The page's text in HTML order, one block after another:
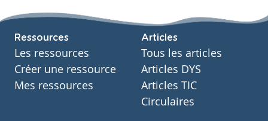
Ressources
Les ressources
Créer une ressource
Mes ressources
Articles
Tous les articles
Articles DYS
Articles TIC
Circulaires